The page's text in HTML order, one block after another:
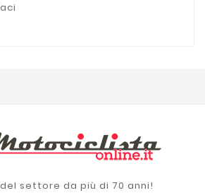
settore da più di 70 anni!